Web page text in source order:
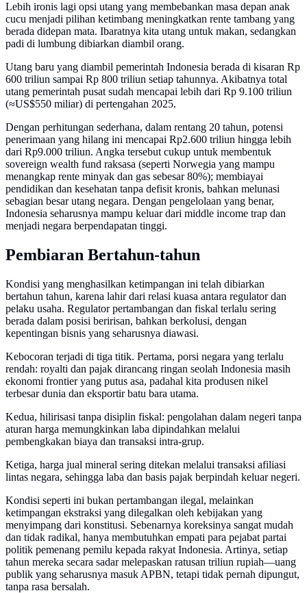
Lebih ironis lagi opsi utang yang membebankan masa depan anak
cucu menjadi pilihan ketimbang meningkatkan rente tambang yang
berada didepan mata. Ibaratnya kita utang untuk makan, sedangkan
padi di lumbung dibiarkan diambil orang.
Utang baru yang diambil pemerintah Indonesia berada di kisaran Rp
600 triliun sampai Rp 800 triliun setiap tahunnya. Akibatnya total
utang pemerintah pusat sudah mencapai lebih dari Rp 9.100 triliun
(≈US$550 miliar) di pertengahan 2025.
Dengan perhitungan sederhana, dalam rentang 20 tahun, potensi
penerimaan yang hilang ini mencapai Rp2.600 triliun hingga lebih
dari Rp9.000 triliun. Angka tersebut cukup untuk membentuk
sovereign wealth fund raksasa (seperti Norwegia yang mampu
menangkap rente minyak dan gas sebesar 80%); membiayai
pendidikan dan kesehatan tanpa defisit kronis, bahkan melunasi
sebagian besar utang negara. Dengan pengelolaan yang benar,
Indonesia seharusnya mampu keluar dari middle income trap dan
menjadi negara berpendapatan tinggi.
Pembiaran Bertahun-tahun
Kondisi yang menghasilkan ketimpangan ini telah dibiarkan
bertahun tahun, karena lahir dari relasi kuasa antara regulator dan
pelaku usaha. Regulator pertambangan dan fiskal terlalu sering
berada dalam posisi beririsan, bahkan berkolusi, dengan
kepentingan bisnis yang seharusnya diawasi.
Kebocoran terjadi di tiga titik. Pertama, porsi negara yang terlalu
rendah: royalti dan pajak dirancang ringan seolah Indonesia masih
ekonomi frontier yang putus asa, padahal kita produsen nikel
terbesar dunia dan eksportir batu bara utama.
Kedua, hilirisasi tanpa disiplin fiskal: pengolahan dalam negeri tanpa
aturan harga memungkinkan laba dipindahkan melalui
pembengkakan biaya dan transaksi intra-grup.
Ketiga, harga jual mineral sering ditekan melalui transaksi afiliasi
lintas negara, sehingga laba dan basis pajak berpindah keluar negeri.
Kondisi seperti ini bukan pertambangan ilegal, melainkan
ketimpangan ekstraksi yang dilegalkan oleh kebijakan yang
menyimpang dari konstitusi. Sebenarnya koreksinya sangat mudah
dan tidak radikal, hanya membutuhkan empati para pejabat partai
politik pemenang pemilu kepada rakyat Indonesia. Artinya, setiap
tahun mereka secara sadar melepaskan ratusan triliun rupiah—uang
publik yang seharusnya masuk APBN, tetapi tidak pernah dipungut,
tanpa rasa bersalah.